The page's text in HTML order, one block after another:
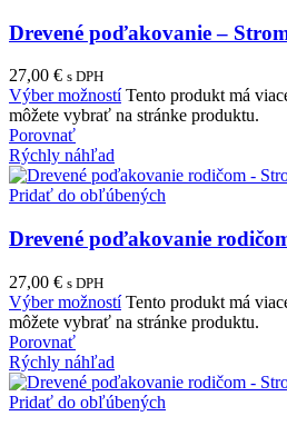
Drevené poďakovanie –
27,00 € s DPH
Výber možností Tento produkt má
môžete vybrať na stránke produktu.
Porovnať
Rýchly náhľad
Pridať do obľúbených
Drevené poďakovanie
27,00 € s DPH
Výber možností Tento produkt má
môžete vybrať na stránke produktu.
Porovnať
Rýchly náhľad
Pridať do obľúbených